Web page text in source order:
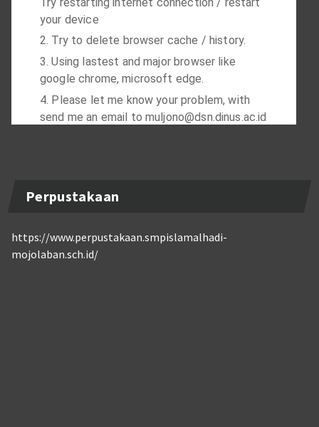
Perpustakaan
https://www.perpustakaan.smpislamalhadi-
mojolaban.sch.id/